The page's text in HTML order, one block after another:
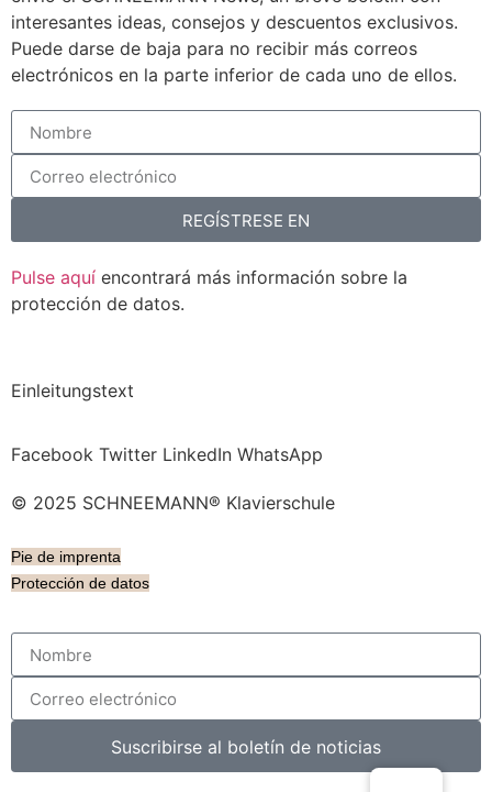
interesantes ideas, consejos y descuentos exclusivos.
Puede darse de baja para no recibir más correos
electrónicos en la parte inferior de cada uno de ellos.
REGÍSTRESE EN
Pulse aquí encontrará más información sobre la
protección de datos.
Einleitungstext
Facebook Twitter LinkedIn WhatsApp
© 2025 SCHNEEMANN® Klavierschule
Pie de imprenta
Protección de datos
Suscribirse al boletín de noticias